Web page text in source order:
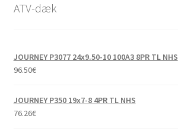
ATV-dæk
JOURNEY P3077 24x9.50-10 100A3 8PR TL NHS
96.50€
JOURNEY P350 19x7-8 4PR TL NHS
76.26€